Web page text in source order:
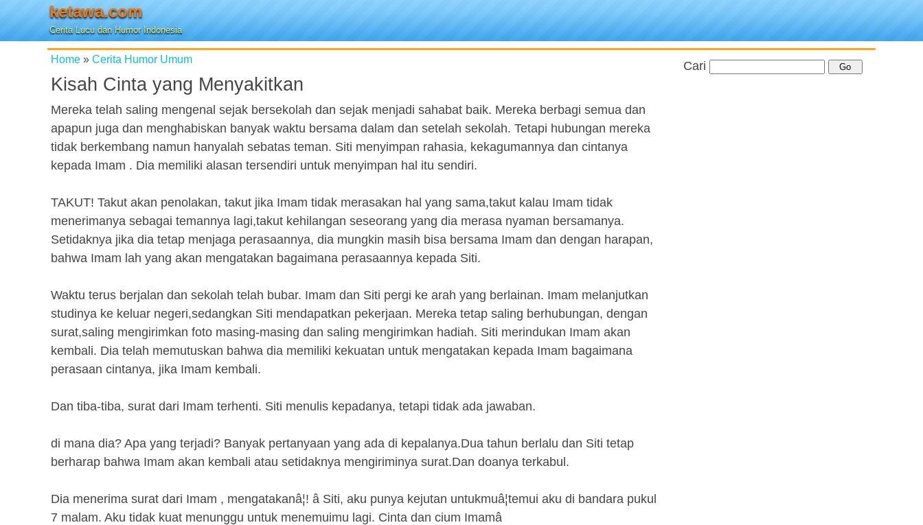
ketawa.com
Cerita Lucu dan Humor Indonesia
Home » Cerita Humor Umum
Kisah Cinta yang Menyakitkan
Mereka telah saling mengenal sejak bersekolah dan sejak menjadi sahabat baik. Mereka berbagi semua dan
apapun juga dan menghabiskan banyak waktu bersama dalam dan setelah sekolah. Tetapi hubungan mereka
tidak berkembang namun hanyalah sebatas teman. Siti menyimpan rahasia, kekagumannya dan cintanya
kepada Imam . Dia memiliki alasan tersendiri untuk menyimpan hal itu sendiri.
TAKUT! Takut akan penolakan, takut jika Imam tidak merasakan hal yang sama,takut kalau Imam tidak
menerimanya sebagai temannya lagi,takut kehilangan seseorang yang dia merasa nyaman bersamanya.
Setidaknya jika dia tetap menjaga perasaannya, dia mungkin masih bisa bersama Imam dan dengan harapan,
bahwa Imam lah yang akan mengatakan bagaimana perasaannya kepada Siti.
Waktu terus berjalan dan sekolah telah bubar. Imam dan Siti pergi ke arah yang berlainan. Imam melanjutkan
studinya ke keluar negeri,sedangkan Siti mendapatkan pekerjaan. Mereka tetap saling berhubungan, dengan
surat,saling mengirimkan foto masing-masing dan saling mengirimkan hadiah. Siti merindukan Imam akan
kembali. Dia telah memutuskan bahwa dia memiliki kekuatan untuk mengatakan kepada Imam bagaimana
perasaan cintanya, jika Imam kembali.
Dan tiba-tiba, surat dari Imam terhenti. Siti menulis kepadanya, tetapi tidak ada jawaban.
di mana dia? Apa yang terjadi? Banyak pertanyaan yang ada di kepalanya.Dua tahun berlalu dan Siti tetap
berharap bahwa Imam akan kembali atau setidaknya mengiriminya surat.Dan doanya terkabul.
Dia menerima surat dari Imam , mengatakanâ¦! â Siti, aku punya kejutan untukmuâ¦temui aku di bandara pukul
7 malam. Aku tidak kuat menunggu untuk menemuimu lagi. Cinta dan cium Imamâ
Cari